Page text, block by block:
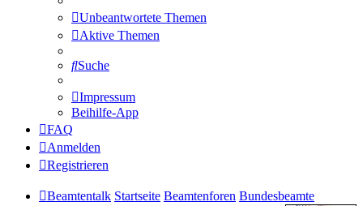
Unbeantwortete Themen
Aktive Themen
Suche
Impressum
Beihilfe-App
FAQ
Anmelden
Registrieren
Beamtentalk Startseite Beamtenforen Bundesbeamte